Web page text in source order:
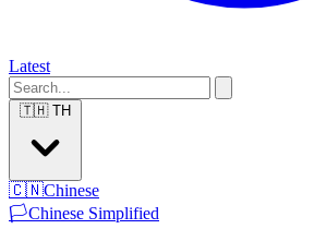
Latest
🇹🇭 TH
🇨🇳Chinese
🏳️Chinese Simplified